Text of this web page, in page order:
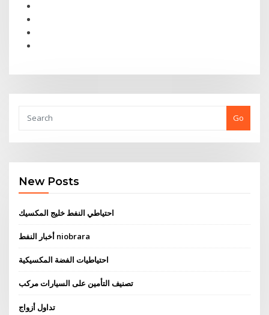
Go
New Posts
احتياطي النفط خليج المكسيك
أخبار النفط niobrara
احتياطيات الفضة المكسيكية
تصنيف التأمين على السيارات مركب
تداول أزواج